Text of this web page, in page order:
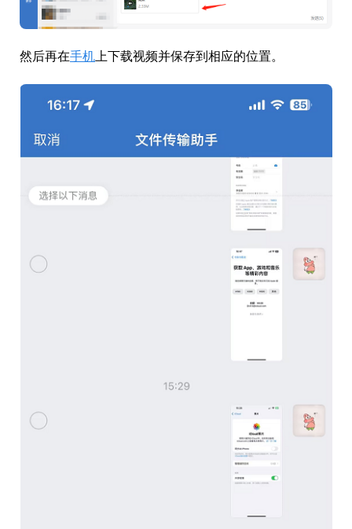
然后再在手机 上下载视频并保存到相应的位置。